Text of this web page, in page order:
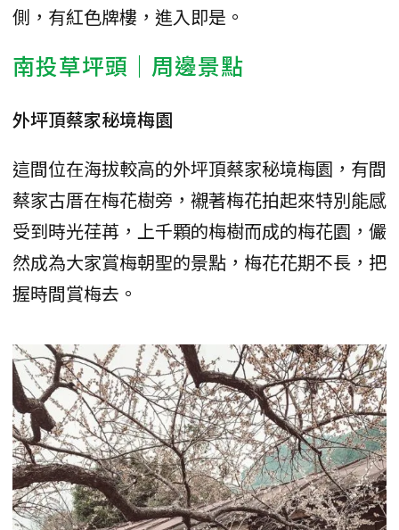
側，有紅色牌樓，進入即是。
南投草坪頭｜周邊景點
外坪頂蔡家秘境梅園
這間位在海拔較高的外坪頂蔡家秘境梅園，有間
蔡家古厝在梅花樹旁，襯著梅花拍起來特別能感
受到時光荏苒，上千顆的梅樹而成的梅花園，儼
然成為大家賞梅朝聖的景點，梅花花期不長，把
握時間賞梅去。